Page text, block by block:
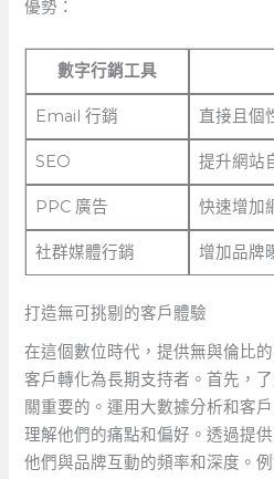
優勢：
數字行銷工具
Email⁣ 行銷 直接且個
SEO 提升網站
PPC⁣ 廣告 快速增加
社群媒體行銷 增加品牌
打造無可挑剔的客戶體驗
在這個數位時代，提供無與倫比
客戶轉化為長期支持者。首先，
關重要的。運用大數據分析和客
理解他們的痛點和偏好。透過提
他們與品牌互動的頻率和深度。例